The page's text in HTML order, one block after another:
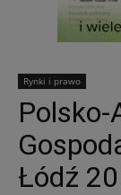
Rynki i prawo
Polsko-
Łódź